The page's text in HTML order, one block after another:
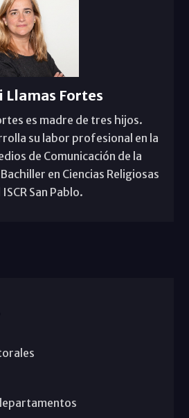
Llamas Fortes
es madre de tres hijos.
su labor profesional en la
de Comunicación de la
en Ciencias Religiosas
San Pablo.